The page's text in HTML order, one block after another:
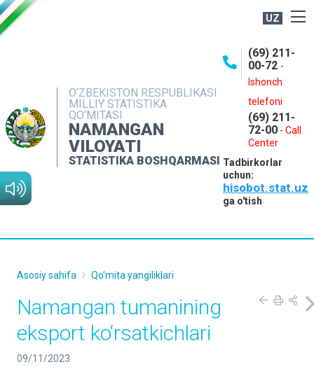
UZ
O‘ZBEKISTON RESPUBLIKASI
MILLIY STATISTIKA
QO‘MITASI
NAMANGAN
VILOYATI
STATISTIKA BOSHQARMASI
(69) 211-
00-72 -
Ishonch
telefoni
(69) 211-
72-00 - Call
Center
Tadbirkorlar
uchun:
hisobot.stat.uz
ga o'tish
NASHRLAR
INTERAKTIV XIZMATLAR
MATBUOT XIZMATI
MUROJAATLAR
Asosiy sahifa Qo'mita yangiliklari
Namangan tumanining
eksport ko‘rsatkichlari
09/11/2023